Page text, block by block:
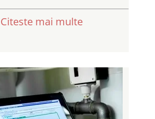
Citeste mai multe